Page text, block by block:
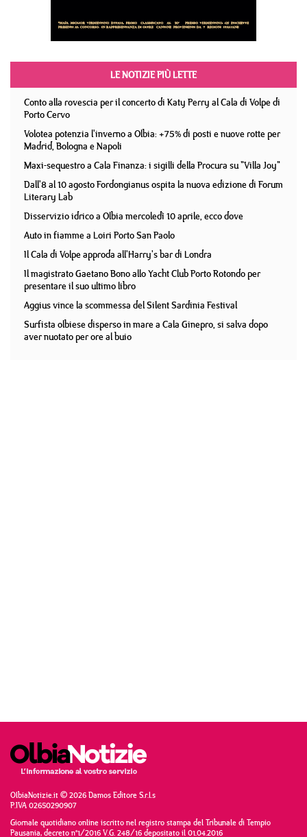
LE NOTIZIE PIÙ LETTE
Conto alla rovescia per il concerto di Katy Perry al Cala di Volpe di
Porto Cervo
Volotea potenzia l'inverno a Olbia: +75% di posti e nuove rotte per
Madrid, Bologna e Napoli
Maxi-sequestro a Cala Finanza: i sigilli della Procura su "Villa Joy"
Dall'8 al 10 agosto Fordongianus ospita la nuova edizione di Forum
Literary Lab
Disservizio idrico a Olbia mercoledì 10 aprile, ecco dove
Auto in fiamme a Loiri Porto San Paolo
Il Cala di Volpe approda all'Harry's bar di Londra
Il magistrato Gaetano Bono allo Yacht Club Porto Rotondo per
presentare il suo ultimo libro
Aggius vince la scommessa del Silent Sardinia Festival
Surfista olbiese disperso in mare a Cala Ginepro, si salva dopo
aver nuotato per ore al buio
OlbiaNotizie.it © 2026 Damos Editore S.r.l.s
P.IVA 02650290907
Giornale quotidiano online iscritto nel registro stampa del Tribunale di Tempio
Pausania, decreto n°1/2016 V.G. 248/16 depositato il 01.04.2016